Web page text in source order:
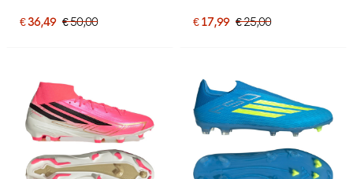
€ 36,49 € 50,00 € 17,99 € 25,00